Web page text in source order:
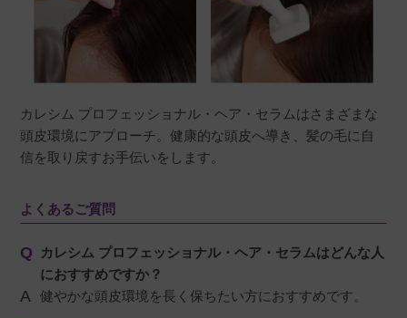
カレシム プロフェッショナル・ヘア・セラムはさまざまな
頭皮環境にアプローチ。健康的な頭皮へ導き、髪の毛に自
信を取り戻すお手伝いをします。
よくあるご質問
カレシム プロフェッショナル・ヘア・セラムはどんな人
におすすめですか？
健やかな頭皮環境を長く保ちたい方におすすめです。